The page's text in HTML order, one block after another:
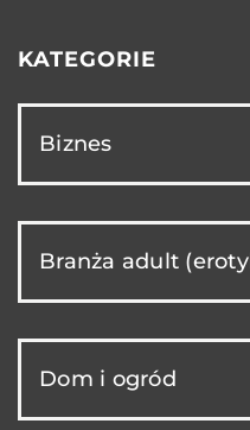
KATEGORIE
Biznes
Branża adult
Dom i ogród